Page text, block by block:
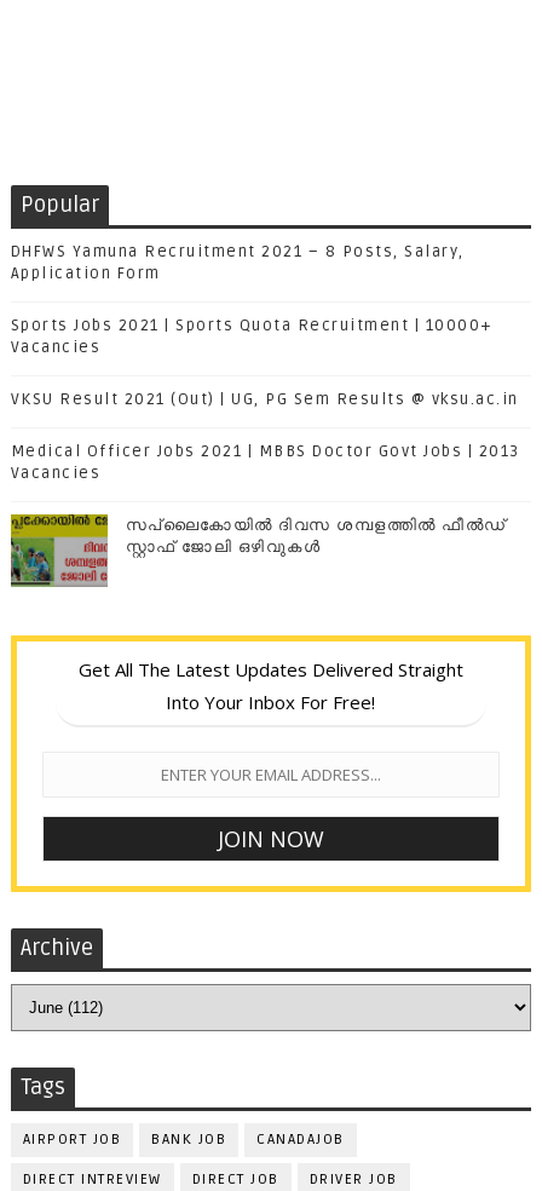
Popular
DHFWS Yamuna Recruitment 2021 – 8 Posts, Salary,
Application Form
Sports Jobs 2021 | Sports Quota Recruitment | 10000+
Vacancies
VKSU Result 2021 (Out) | UG, PG Sem Results @ vksu.ac.in
Medical Officer Jobs 2021 | MBBS Doctor Govt Jobs | 2013
Vacancies
സപ്ലൈകോയില്‍ ദിവസ ശമ്പളത്തിൽ ഫീല്‍ഡ്
സ്റ്റാഫ് ജോലി ഒഴിവുകൾ
Get All The Latest Updates Delivered Straight
Into Your Inbox For Free!
Archive
Tags
AIRPORT JOB BANK JOB CANADAJOB
DIRECT INTREVIEW DIRECT JOB DRIVER JOB